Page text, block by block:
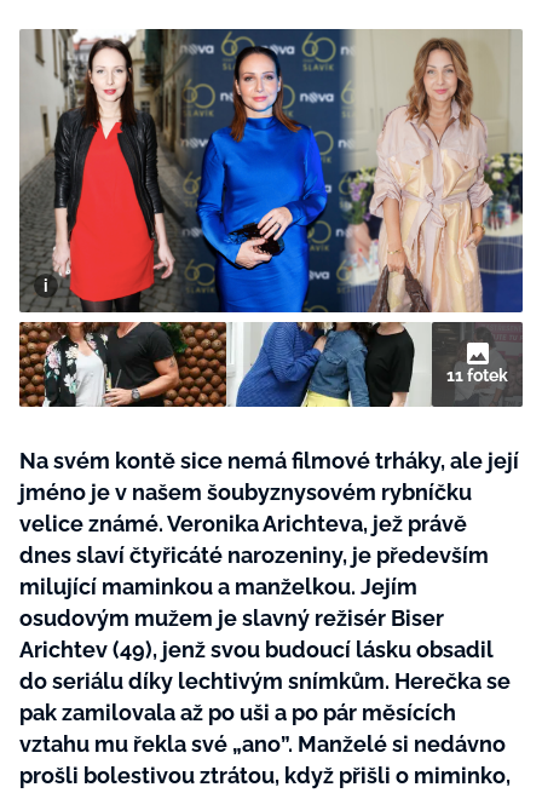
Životní styl
ZÁBAVA
Všechny kategorie
Testy a kvízy
BYDLENÍ
Všechny kategorie
Tvoření
Rady a tipy
BurdaMedia
Extra
SVĚT ŽENY - 599 KČ
ROČNÍ PŘEDPLATNÉ SVĚT ŽENY +
SADA PRODUKTŮ MANA (10 ks)
11 fotek
Na svém kontě sice nemá filmové trháky, ale její
jméno je v našem šoubyznysovém rybníčku
velice známé. Veronika Arichteva, jež právě
dnes slaví čtyřicáté narozeniny, je především
milující maminkou a manželkou. Jejím
osudovým mužem je slavný režisér Biser
Arichtev (49), jenž svou budoucí lásku obsadil
do seriálu díky lechtivým snímkům. Herečka se
pak zamilovala až po uši a po pár měsících
vztahu mu řekla své „ano”. Manželé si nedávno
prošli bolestivou ztrátou, když přišli o miminko,